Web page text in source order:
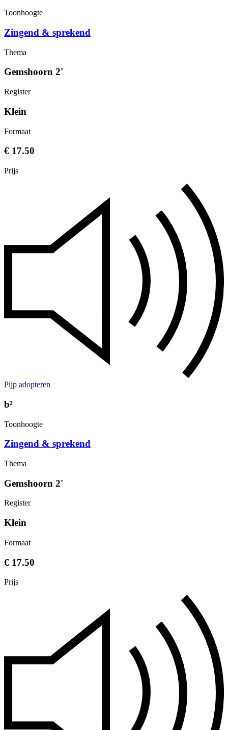
Toonhoogte
Zingend & sprekend
Thema
Gemshoorn 2'
Register
Klein
Formaat
€ 17.50
Prijs
Pijp adopteren
b²
Toonhoogte
Zingend & sprekend
Thema
Gemshoorn 2'
Register
Klein
Formaat
€ 17.50
Prijs